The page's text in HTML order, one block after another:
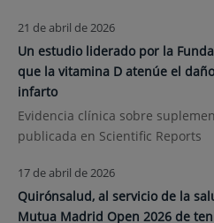
21 de abril de 2026
Un estudio liderado por la
que la vitamina D atenúe el
infarto
Evidencia clínica sobre
publicada en Scientific Reports
17 de abril de 2026
Quirónsalud, al servicio de la
Mutua Madrid Open 2026 de